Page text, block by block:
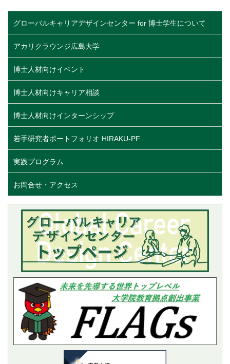
グローバルキャリアデザインセンター for 博士学生について
アカリクラウンジ広島大学
博士人材向けイベント
博士人材向けキャリア相談
博士人材向けインターンシップ
若手研究者ポートフォリオ HIRAKU-PF
実践プログラム
お問合せ・アクセス